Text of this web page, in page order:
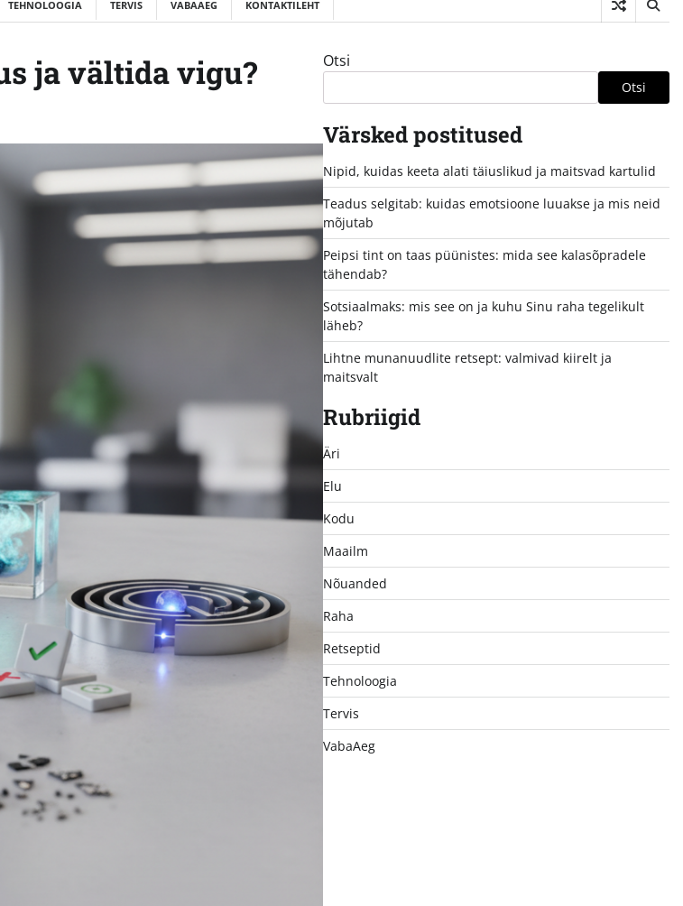
TEHNOLOOGIA TERVIS VABAAEG KONTAKTILEHT
ja vältida vigu? Otsi
Otsi
Värsked postitused
Nipid, kuidas keeta alati täiuslikud ja maitsvad kartulid
Teadus selgitab: kuidas emotsioone luuakse ja mis neid
mõjutab
Peipsi tint on taas püünistes: mida see kalasõpradele
tähendab?
Sotsiaalmaks: mis see on ja kuhu Sinu raha tegelikult
läheb?
Lihtne munanuudlite retsept: valmivad kiirelt ja
maitsvalt
Rubriigid
Äri
Elu
Kodu
Maailm
Nõuanded
Raha
Retseptid
Tehnoloogia
Tervis
VabaAeg